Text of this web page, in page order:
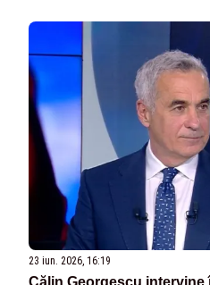
23 iun. 2026, 16:19